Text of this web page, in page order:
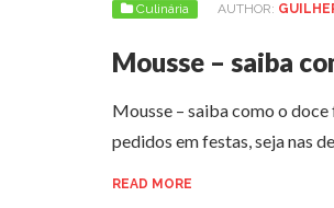
Culinária AUTHOR:
Mousse – saiba
Mousse – saiba como o
pedidos em festas, seja nas
READ MORE